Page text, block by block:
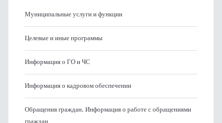
Муниципальные услуги и функции
Целевые и иные программы
Информация о ГО и ЧС
Информация о кадровом обеспечении
Обращения граждан. Информация о работе с обращениями
граждан